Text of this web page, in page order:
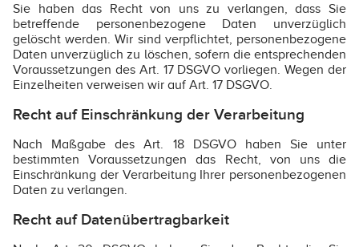
Sie haben das Recht von uns zu verlangen, dass Sie
betreffende personenbezogene Daten unverzüglich
gelöscht werden. Wir sind verpflichtet, personenbezogene
Daten unverzüglich zu löschen, sofern die entsprechenden
Voraussetzungen des Art. 17 DSGVO vorliegen. Wegen der
Einzelheiten verweisen wir auf Art. 17 DSGVO.
Recht auf Einschränkung der Verarbeitung
Nach Maßgabe des Art. 18 DSGVO haben Sie unter
bestimmten Voraussetzungen das Recht, von uns die
Einschränkung der Verarbeitung Ihrer personenbezogenen
Daten zu verlangen.
Recht auf Datenübertragbarkeit